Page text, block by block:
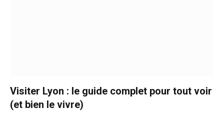
Visiter Lyon : le guide complet pour tout voir
(et bien le vivre)